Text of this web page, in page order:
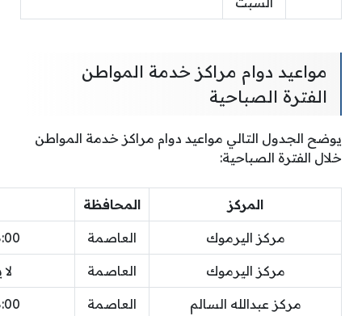
مواعيد دوام مراكز خدمة المواطن
الفترة الصباحية
يوضح الجدول التالي مواعيد دوام مراكز خدمة المواطن
خلال الفترة الصباحية:
المركز المحافظة
مركز اليرموك العاصمة
مركز اليرموك العاصمة
مركز عبدالله السالم العاصمة